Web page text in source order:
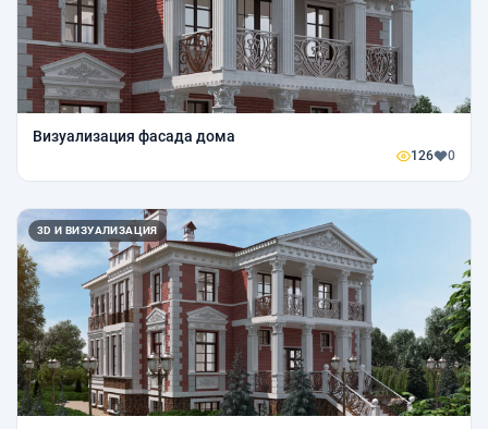
Визуализация фасада дома
126 0
3D И ВИЗУАЛИЗАЦИЯ